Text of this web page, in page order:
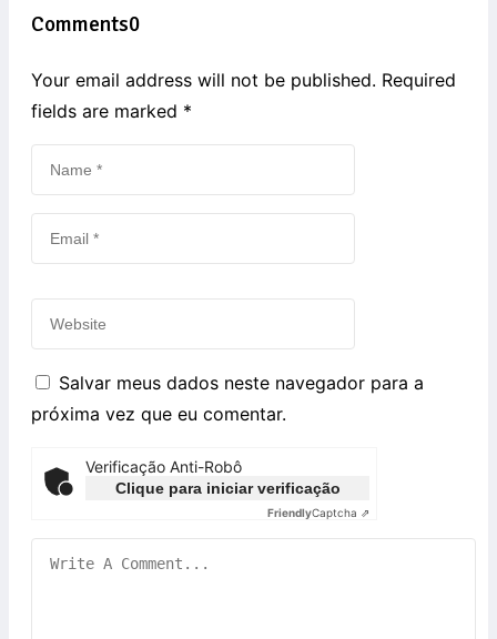
Comments0
Your email address will not be published. Required
fields are marked *
Salvar meus dados neste navegador para a
próxima vez que eu comentar.
Verificação Anti-Robô
Clique para iniciar verificação
FriendlyCaptcha ⇗